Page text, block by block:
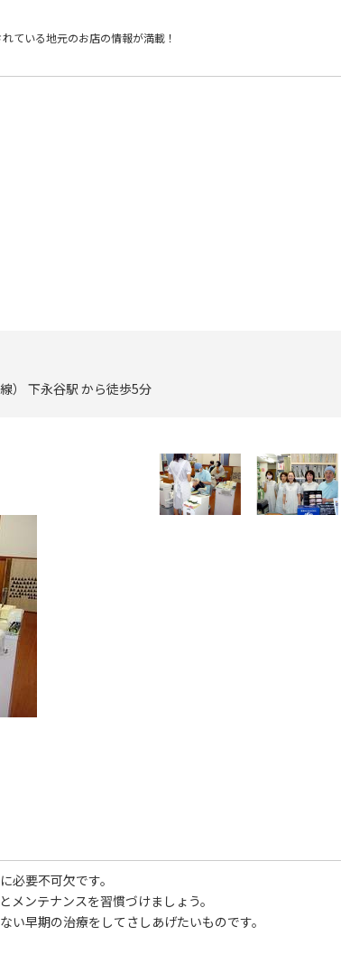
ている地元のお店の情報が満載！
） 下永谷駅 から徒歩5分
必要不可欠です。
ンテナンスを習慣づけましょう。
早期の治療をしてさしあげたいものです。